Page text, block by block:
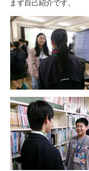
まず自己紹介です。